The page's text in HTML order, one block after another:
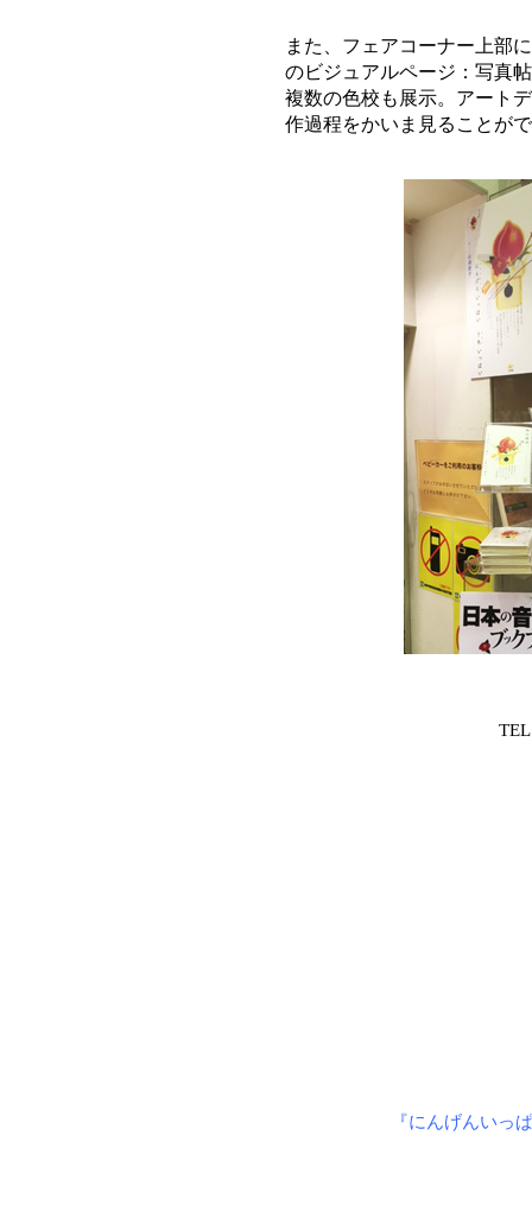
また、フェアコーナー上部
のビジュアルページ：写真
複数の色校も展示。アート
作過程をかいま見ることが
『にんげんいっ